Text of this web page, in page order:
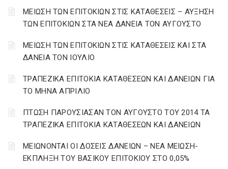
ΜΕΙΩΣΗ ΤΩΝ ΕΠΙΤΟΚΙΩΝ ΣΤΙΣ ΚΑΤΑΘΕΣΕΙΣ – ΑΥΞΗΣΗ
ΤΩΝ ΕΠΙΤΟΚΙΩΝ ΣΤΑ ΝΕΑ ΔΑΝΕΙΑ ΤΟΝ ΑΥΓΟΥΣΤΟ
ΜΕΙΩΣΗ ΤΩΝ ΕΠΙΤΟΚΙΩΝ ΣΤΙΣ ΚΑΤΑΘΕΣΕΙΣ ΚΑΙ ΣΤΑ
ΔΑΝΕΙΑ ΤΟΝ ΙΟΥΛΙΟ
ΤΡΑΠΕΖΙΚΑ ΕΠΙΤΟΚΙΑ ΚΑΤΑΘΕΣΕΩΝ ΚΑΙ ΔΑΝΕΙΩΝ ΓΙΑ
ΤΟ ΜΗΝΑ ΑΠΡΙΛΙΟ
ΠΤΩΣΗ ΠΑΡΟΥΣΙΑΣΑΝ ΤΟΝ ΑΥΓΟΥΣΤΟ ΤΟΥ 2014 ΤΑ
ΤΡΑΠΕΖΙΚΑ ΕΠΙΤΟΚΙΑ ΚΑΤΑΘΕΣΕΩΝ ΚΑΙ ΔΑΝΕΙΩΝ
ΜΕΙΩΝΟΝΤΑΙ ΟΙ ΔΟΣΕΙΣ ΔΑΝΕΙΩΝ – ΝΕΑ ΜΕΙΩΣΗ-
ΕΚΠΛΗΞΗ ΤΟΥ ΒΑΣΙΚΟΥ ΕΠΙΤΟΚΙΟΥ ΣΤΟ 0,05%